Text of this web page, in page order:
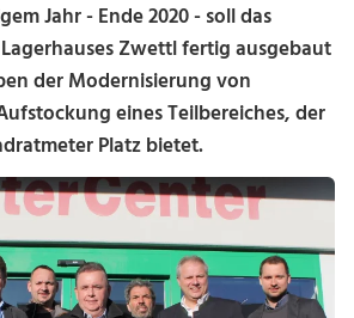
Jahr - Ende 2020 - soll das
Zwettl fertig ausgebaut
der Modernisierung von
eines Teilbereiches, der
Platz bietet.